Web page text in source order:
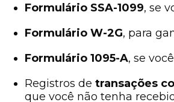
Formulário SSA-1099, se
Formulário W-2G, para
Formulário 1095-A, se
Registros de transações
que você não tenha